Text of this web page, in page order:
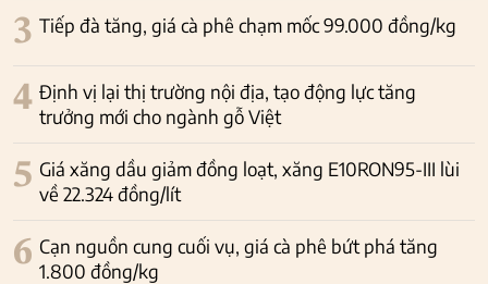
3 Tiếp đà tăng, giá cà phê chạm mốc 99.000 đồng/kg
4 Định vị lại thị trường nội địa, tạo động lực tăng
trưởng mới cho ngành gỗ Việt
5 Giá xăng dầu giảm đồng loạt, xăng E10RON95-III lùi
về 22.324 đồng/lít
6 Cạn nguồn cung cuối vụ, giá cà phê bứt phá tăng
1.800 đồng/kg